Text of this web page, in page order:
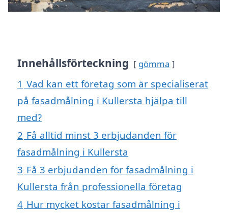
Innehållsförteckning gömma
1 Vad kan ett företag som är specialiserat
på fasadmålning i Kullersta hjälpa till
med?
2 Få alltid minst 3 erbjudanden för
fasadmålning i Kullersta
3 Få 3 erbjudanden för fasadmålning i
Kullersta från professionella företag
4 Hur mycket kostar fasadmålning i